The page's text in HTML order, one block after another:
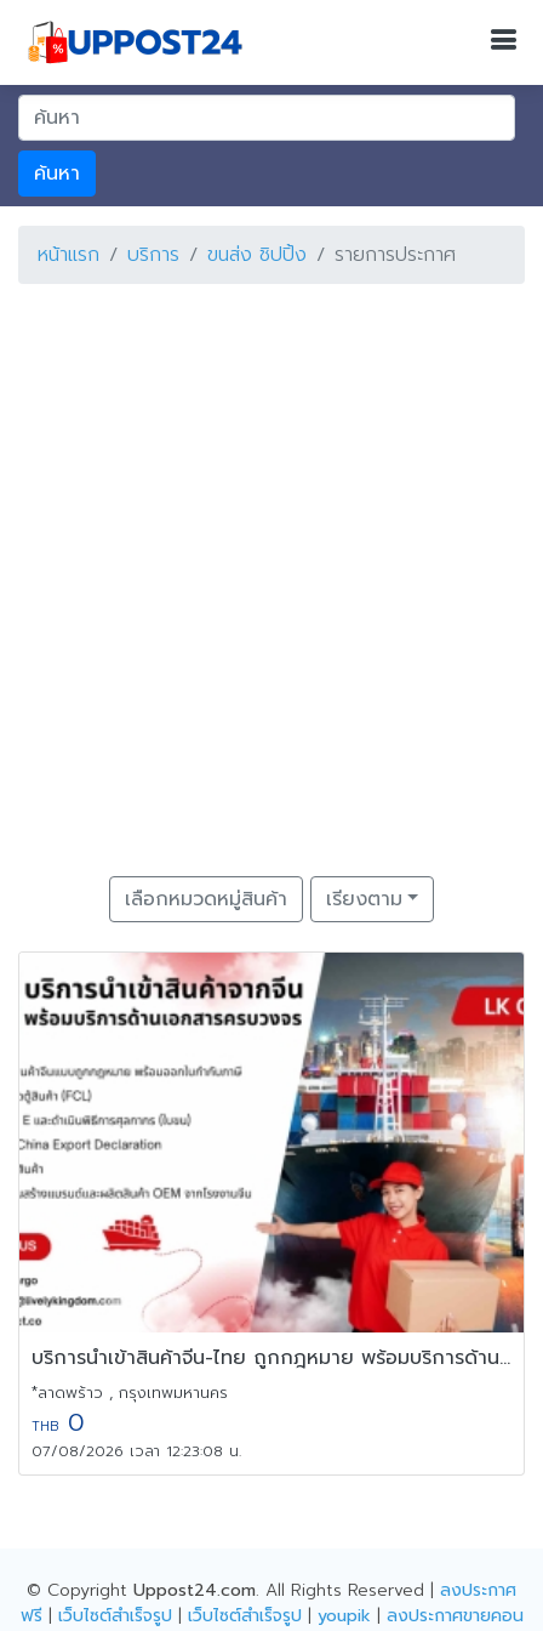
ค้นหา
หน้าแรก บริการ ขนส่ง ชิปปิ้ง รายการประกาศ
เลือกหมวดหมู่สินค้า เรียงตาม
บริการนำเข้าสินค้าจีน-ไทย ถูกกฎหมาย พร้อมบริการด้านเอกสารครบวงจร
*ลาดพร้าว , กรุงเทพมหานคร
THB 0
07/08/2026 เวลา 12:23:08 น.
© Copyright Uppost24.com. All Rights Reserved | ลงประกาศ
ฟรี| เว็บไซต์สำเร็จรูป | เว็บไซต์สำเร็จรูป | youpik | ลงประกาศขายคอน